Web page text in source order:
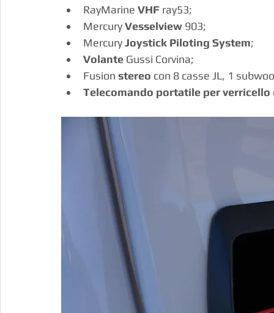
RayMarine VHF ray53;
Mercury Vesselview 903;
Mercury Joystick Piloting System;
Volante Gussi Corvina;
Fusion stereo con 8 casse JL, 1
Telecomando portatile per verricello